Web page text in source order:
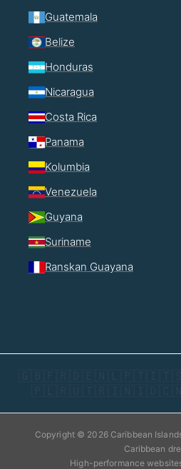
Guatemala
Belize
Honduras
Nicaragua
Costa Rica
Panama
Kolumbia
Venezuela
Guyana
Suriname
Ranskan Guayana
🇬🇧 🇫🇷 🇩🇪 🇳🇱 🇵🇹 🇮🇹
🇵🇱 🇷🇺 🇹🇷 🇮🇳 🇮🇩 🇨🇳
Copyright © 2026 Caribbean
Caribbean
High-performance